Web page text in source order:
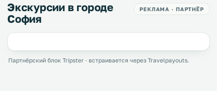
Экскурсии в городе
София
РЕКЛАМА · ПАРТНЁР
Партнёрский блок Tripster · встраивается через Travelpayouts.